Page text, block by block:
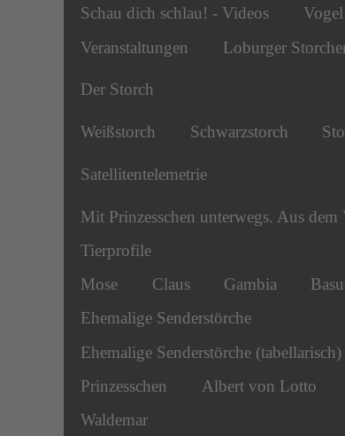
Schau dich schlau! - Videos
Vogel
Veranstaltungen
Loburger
Der Storch
Weißstorch Schwarzstorch
Satellitentelemetrie
Mit Prinzesschen unterwegs. Aus
Tierprofile
Mose
Claus Gambia
Ehemalige Senderstörche
Ehemalige Senderstörche (tabellarisch)
Prinzesschen
Albert von Lotto
Waldemar